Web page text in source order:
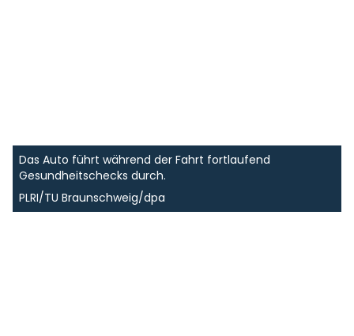
Das Auto führt während der Fahrt fortlaufend
Gesundheitschecks durch.
PLRI/TU Braunschweig/dpa